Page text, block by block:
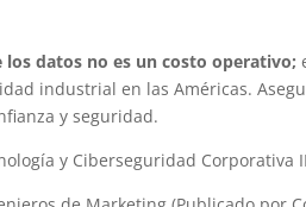
los datos no es un costo operativo;
industrial en las Américas.
y seguridad.
y Ciberseguridad Corporativa